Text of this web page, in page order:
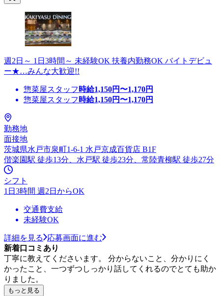
週2日～ 1日3時間～ 未経験OK 扶養内勤務OK バイトデビュ
ー★…みんな大歓迎!!
惣菜屋スタッフ 時給1,150円〜1,170円
惣菜屋スタッフ 時給1,150円〜1,170円
勤務地
面接地
茨城県水戸市泉町1-6-1 水戸京成百貨店 B1F
偕楽園駅 徒歩13分、水戸駅 徒歩23分、常陸青柳駅 徒歩27分
シフト
1日3時間 週2日からOK
交通費支給
未経験OK
詳細を見る
応募画面に進む
新着口コミあり
丁寧に教えてくださいます。 分からないこと、分かりにく
かったこと、一つずつしっかり話してくれるのでとても助か
りました。
もっと見る